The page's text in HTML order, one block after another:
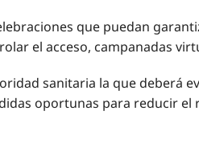
que puedan
el acceso, campanadas
sanitaria la que deberá
oportunas para reducir el